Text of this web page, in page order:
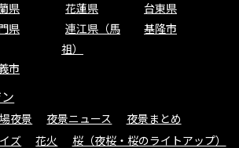
県 花蓮県
台東県
県
連江県（馬
祖）
基隆市
市
夜景 夜景ニュース
夜景まとめ
ズ 花火
桜（夜桜・桜のライトアップ）